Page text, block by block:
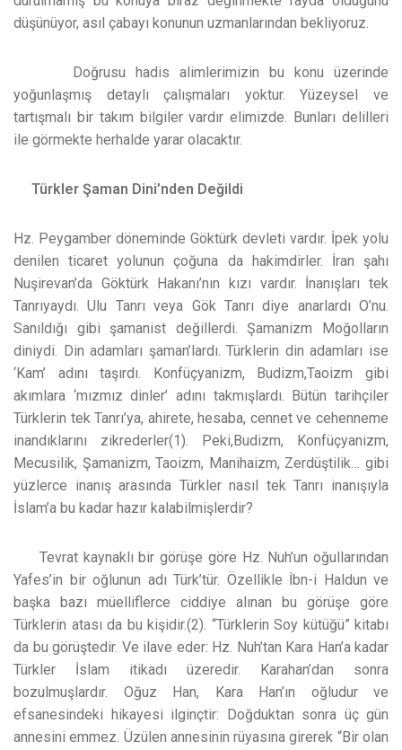
düşünüyor, asıl çabayı konunun uzmanlarından bekliyoruz.
Doğrusu hadis alimlerimizin bu konu üzerinde
yoğunlaşmış detaylı çalışmaları yoktur. Yüzeysel ve
tartışmalı bir takım bilgiler vardır elimizde. Bunları delilleri
ile görmekte herhalde yarar olacaktır.
Türkler Şaman Dini’nden Değildi
Hz. Peygamber döneminde Göktürk devleti vardır. İpek yolu
denilen ticaret yolunun çoğuna da hakimdirler. İran şahı
Nuşirevan’da Göktürk Hakanı’nın kızı vardır. İnanışları tek
Tanrıyaydı. Ulu Tanrı veya Gök Tanrı diye anarlardı O’nu.
Sanıldığı gibi şamanist değillerdi. Şamanizm Moğolların
diniydi. Din adamları şaman’lardı. Türklerin din adamları ise
‘Kam’ adını taşırdı. Konfüçyanizm, Budizm,Taoizm gibi
akımlara ‘mızmız dinler’ adını takmışlardı. Bütün tarihçiler
Türklerin tek Tanrı’ya, ahirete, hesaba, cennet ve cehenneme
inandıklarını zikrederler(1). Peki,Budizm, Konfüçyanizm,
Mecusilik, Şamanizm, Taoizm, Manihaizm, Zerdüştilik… gibi
yüzlerce inanış arasında Türkler nasıl tek Tanrı inanışıyla
İslam’a bu kadar hazır kalabilmişlerdir?
Tevrat kaynaklı bir görüşe göre Hz. Nuh’un oğullarından
Yafes’in bir oğlunun adı Türk’tür. Özellikle İbn-i Haldun ve
başka bazı müelliflerce ciddiye alınan bu görüşe göre
Türklerin atası da bu kişidir.(2). “Türklerin Soy kütüğü” kitabı
da bu görüştedir. Ve ilave eder: Hz. Nuh’tan Kara Han’a kadar
Türkler İslam itikadı üzeredir. Karahan’dan sonra
bozulmuşlardır. Oğuz Han, Kara Han’ın oğludur ve
efsanesindeki hikayesi ilginçtir: Doğduktan sonra üç gün
annesini emmez. Üzülen annesinin rüyasına girerek “Bir olan